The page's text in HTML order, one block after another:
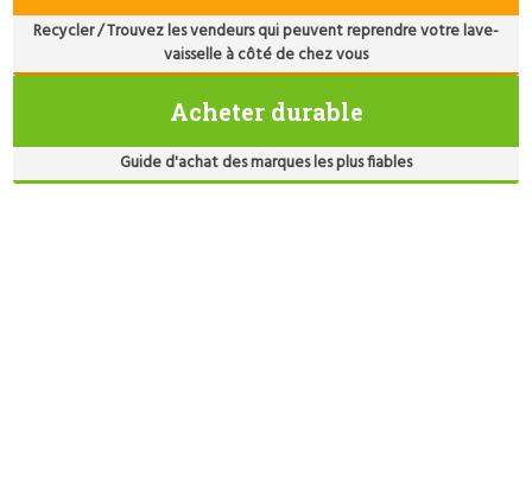
Recycler / Trouvez les vendeurs qui peuvent reprendre votre lave-
vaisselle à côté de chez vous
Acheter durable
Guide d'achat des marques les plus fiables